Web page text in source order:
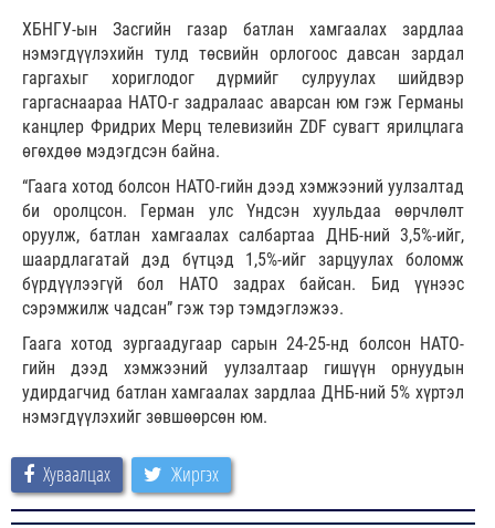
ХБНГУ-ын Засгийн газар батлан хамгаалах зардлаа
нэмэгдүүлэхийн тулд төсвийн орлогоос давсан зардал
гаргахыг хориглодог дүрмийг сулруулах шийдвэр
гаргаснаараа НАТО-г задралаас аварсан юм гэж Германы
канцлер Фридрих Мерц телевизийн ZDF сувагт ярилцлага
өгөхдөө мэдэгдсэн байна.
“Гаага хотод болсон НАТО-гийн дээд хэмжээний уулзалтад
би оролцсон. Герман улс Үндсэн хуульдаа өөрчлөлт
оруулж, батлан хамгаалах салбартаа ДНБ-ний 3,5%-ийг,
шаардлагатай дэд бүтцэд 1,5%-ийг зарцуулах боломж
бүрдүүлээгүй бол НАТО задрах байсан. Бид үүнээс
сэрэмжилж чадсан” гэж тэр тэмдэглэжээ.
Гаага хотод зургаадугаар сарын 24-25-нд болсон НАТО-
гийн дээд хэмжээний уулзалтаар гишүүн орнуудын
удирдагчид батлан хамгаалах зардлаа ДНБ-ний 5% хүртэл
нэмэгдүүлэхийг зөвшөөрсөн юм.
Хуваалцах Жиргэх